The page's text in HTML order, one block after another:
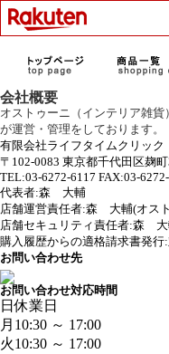
会社概要
オストゥーニ（インテリア雑
が運営・管理をしております。
有限会社ライフタイムクリック
〒102-0083 東京都千代田区麹
TEL:03-6272-6117 FAX:03-
代表者:森 大輔
店舗運営責任者:森 大輔(オス
店舗セキュリティ責任者:森
購入履歴からの適格請求書発行
お問い合わせ先
お問い合わせ対応時間
日休業日
月 10:30 ～ 17:00
火10:30 ～ 17:00